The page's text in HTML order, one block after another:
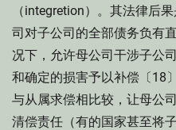
（integretion）。其法律后
司对子公司的全部债务负有
况下，允许母公司干涉子公
和确定的损害予以补偿〔18〕
与从属求偿相比较，让母公
清偿责任（有的国家甚至将